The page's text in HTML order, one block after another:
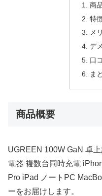
商
特
メ
デ
口
ま
商品概要
UGREEN 100W GaN 卓
電器 複数台同時充電
Pro iPad ノートPC
ーをお届けします。